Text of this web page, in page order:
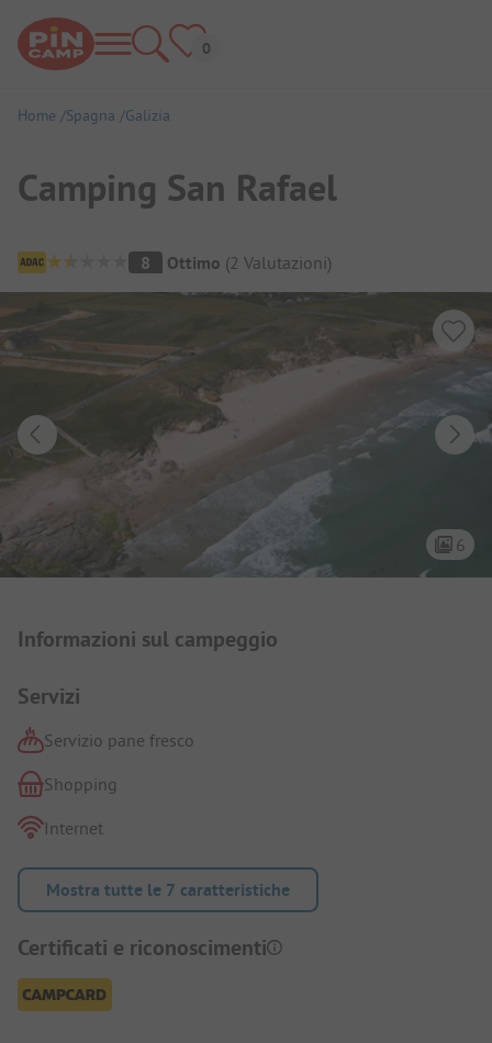
Home Spagna Galizia
Camping San Rafael
Panoramica del campeggio
8 Ottimo (2 Valutazioni)
6
Informazioni sul campeggio
Servizi
Servizio pane fresco
Shopping
Internet
Mostra tutte le 7 caratteristiche
Certificati e riconoscimenti